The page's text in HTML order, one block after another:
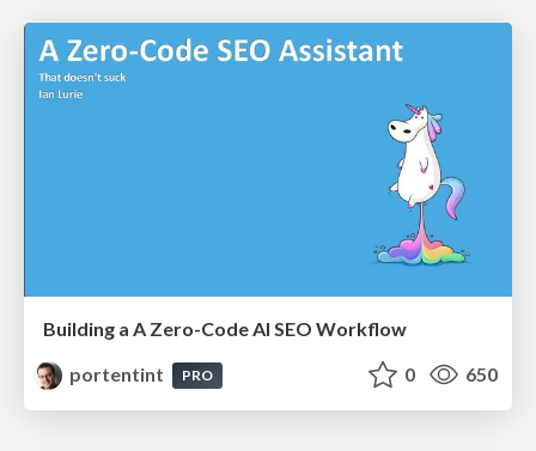
Building a A Zero-Code AI SEO Workflow
portentint
PRO 0 650